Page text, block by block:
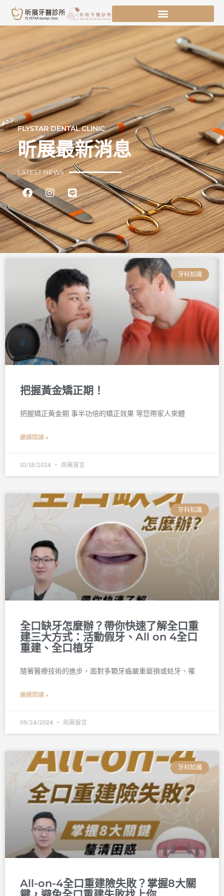
主
容
FLYSTAR DENTAL CLINIC
昕展最新消息
LATEST NEWS
FacebookInstagram
Line
牙科知識
把握黃金矯正期！
把握矯正黃金期 事半功倍的矯正效果 等您帶家人來體
繼續閱讀 »
10/18/2024 尚無留言
牙科知識
全口缺牙怎麼辦？帶你快速了解全口重
建三大方式：活動假牙、All on 4全口
重建、全口植牙
隨著醫療技術的進步，面對多顆牙齒嚴重磨損或蛀牙、罹
繼續閱讀 »
09/24/2024 尚無留言
牙科知識
All-on-4全口重建險失敗？掌握8大關
頁
面
頁
面
頁
面